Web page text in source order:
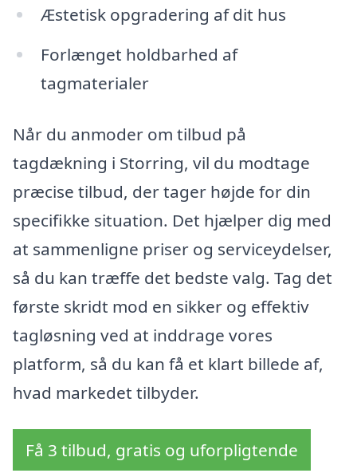
Æstetisk opgradering af dit hus
Forlænget holdbarhed af
tagmaterialer
Når du anmoder om tilbud på
tagdækning i Storring, vil du modtage
præcise tilbud, der tager højde for din
specifikke situation. Det hjælper dig med
at sammenligne priser og serviceydelser,
så du kan træffe det bedste valg. Tag det
første skridt mod en sikker og effektiv
tagløsning ved at inddrage vores
platform, så du kan få et klart billede af,
hvad markedet tilbyder.
Få 3 tilbud, gratis og uforpligtende